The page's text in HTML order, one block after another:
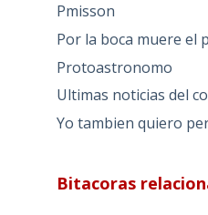
Pmisson
Por la boca muere el
Protoastronomo
Ultimas noticias del
Yo tambien quiero
Bitacoras